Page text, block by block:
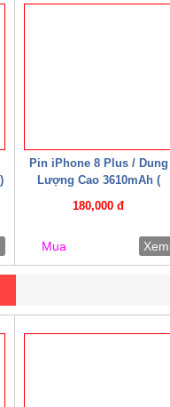
Pin iPhone 8 Plus / Dung
Lượng Cao 3610mAh (
180,000 đ
Mua Xem